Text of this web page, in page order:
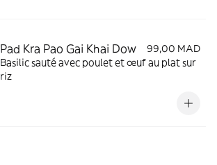
Pad Kra Pao Gai Khai Dow
99,00 MAD
Basilic sauté avec poulet et œuf au plat sur
riz